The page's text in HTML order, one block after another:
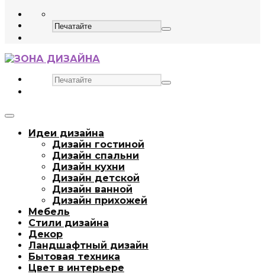
Идеи дизайна
Дизайн гостиной
Дизайн спальни
Дизайн кухни
Дизайн детской
Дизайн ванной
Дизайн прихожей
Мебель
Стили дизайна
Декор
Ландшафтный дизайн
Бытовая техника
Цвет в интерьере